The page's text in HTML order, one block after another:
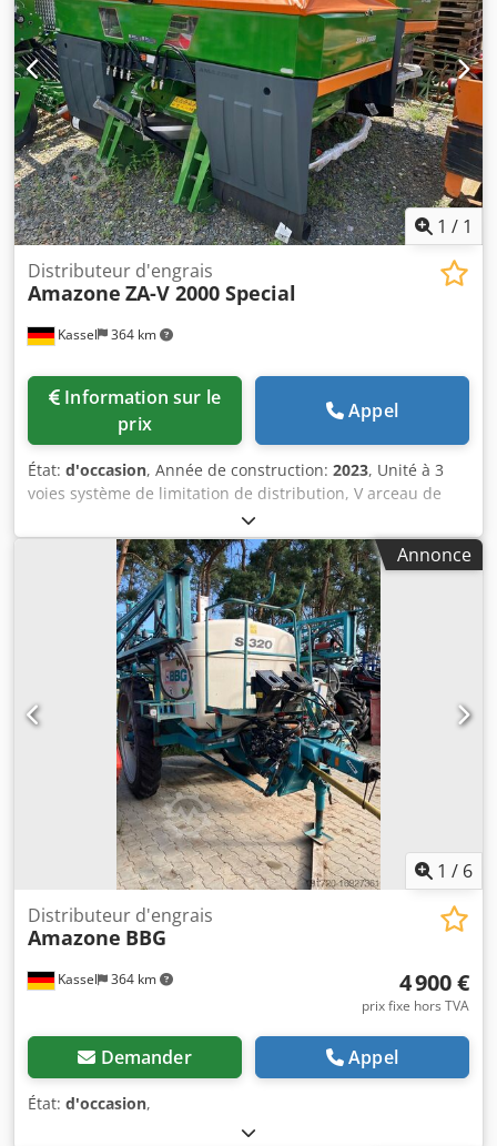
1 / 1
Kassel 364 km
Distributeur d'engrais
Amazone ZA-V 2000 Special
prix
Appel
État: d'occasion, Année de construction: 2023, Unité à 3
voies système de limitation de distribution, V arceau de
protection de tuyau, L affichage mécanique / de position
de l'épandeur ZA-V, rehausse de trémie S 2000,
composants d'installation pour / équipements de base ZA,
prise de force avec embrayage à friction, garde-boue L et
échelles / éclairage LED vers l'arrière. Crodpfx Aet
Annonce
1 / 6
Kassel 364 km
Distributeur d'engrais
Amazone BBG
4 900 €
prix fixe hors TVA
Demander Appel
État: d'occasion,